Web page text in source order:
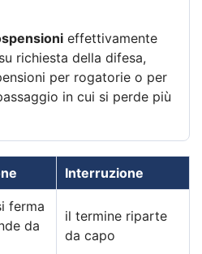
effettivamente
richiesta della difesa,
per rogatorie o per
in cui si perde più
Interruzione
ferma
da
il termine riparte
da capo